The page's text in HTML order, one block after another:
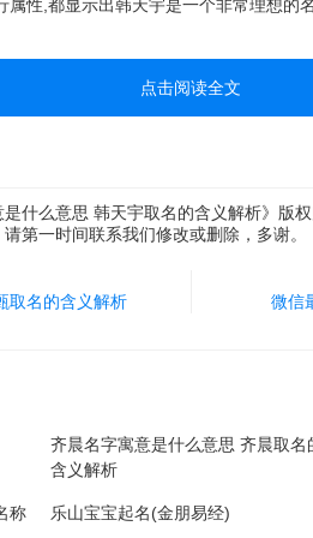
性,都显示出韩天宇是一个非常理想的名
点击阅读全文
什么意思 韩天宇取名的含义解析》版
第一时间联系我们修改或删除，多谢。
取名的含义解析
微信
齐晨名字寓意是什么意思 齐晨取名
含义解析
称 乐山宝宝起名(金朋易经)